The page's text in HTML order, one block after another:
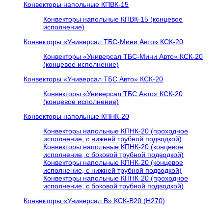
Конвекторы напольные КПВК-15
Конвекторы напольные КПВК-15 (концевое
исполнение)
Конвекторы «Универсал ТБC-Мини Авто» КСК-20
Конвекторы «Универсал ТБC-Мини Авто» КСК-20
(концевое исполнение)
Конвекторы «Универсал ТБC Авто» КСК-20
Конвекторы «Универсал ТБC Авто» КСК-20
(концевое исполнение)
Конвекторы напольные КПНК-20
Конвекторы напольные КПНК-20 (проходное
исполнение, с нижней трубной подводкой)
Конвекторы напольные КПНК-20 (концевое
исполнение, с боковой трубной подводкой)
Конвекторы напольные КПНК-20 (концевое
исполнение, с нижней трубной подводкой)
Конвекторы напольные КПНК-20 (проходное
исполнение, с боковой трубной подводкой)
Конвекторы «Универсал В» КСК-В20 (H270)